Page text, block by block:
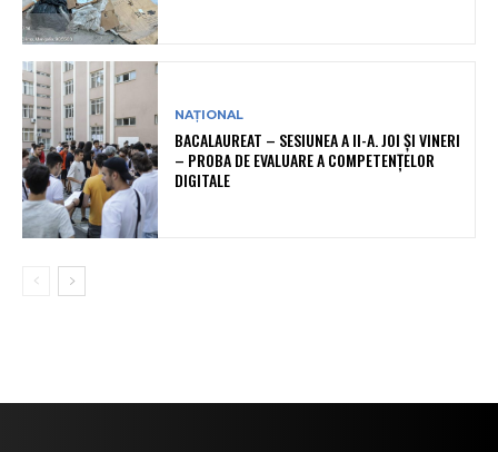
NAȚIONAL
BACALAUREAT – SESIUNEA A II-A. JOI ȘI VINERI
– PROBA DE EVALUARE A COMPETENȚELOR
DIGITALE